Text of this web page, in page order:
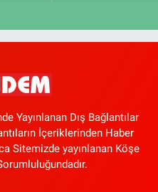
Yayınlanan Dış Bağlantılar
İçeriklerinden Haber
Sitemizde yayınlanan Köşe